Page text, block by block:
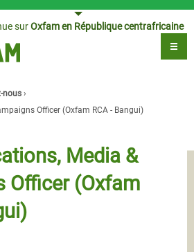
surOxfam en République centrafricaine
nous ›
Officer (Oxfam RCA - Bangui)
Media &
Officer (Oxfam